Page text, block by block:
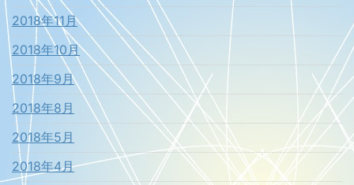
2018年11月
2018年10月
2018年9月
2018年8月
2018年5月
2018年4月